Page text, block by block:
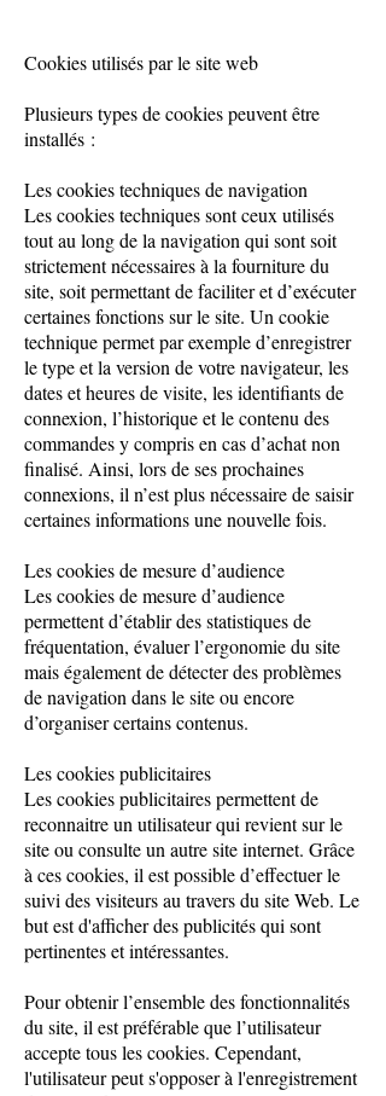
Cookies utilisés par le site web
Plusieurs types de cookies peuvent être
installés :
Les cookies techniques de navigation
Les cookies techniques sont ceux utilisés
tout au long de la navigation qui sont soit
strictement nécessaires à la fourniture du
site, soit permettant de faciliter et d’exécuter
certaines fonctions sur le site. Un cookie
technique permet par exemple d’enregistrer
le type et la version de votre navigateur, les
dates et heures de visite, les identifiants de
connexion, l’historique et le contenu des
commandes y compris en cas d’achat non
finalisé. Ainsi, lors de ses prochaines
connexions, il n’est plus nécessaire de saisir
certaines informations une nouvelle fois.
Les cookies de mesure d’audience
Les cookies de mesure d’audience
permettent d’établir des statistiques de
fréquentation, évaluer l’ergonomie du site
mais également de détecter des problèmes
de navigation dans le site ou encore
d’organiser certains contenus.
Les cookies publicitaires
Les cookies publicitaires permettent de
reconnaitre un utilisateur qui revient sur le
site ou consulte un autre site internet. Grâce
à ces cookies, il est possible d’effectuer le
suivi des visiteurs au travers du site Web. Le
but est d'afficher des publicités qui sont
pertinentes et intéressantes.
Pour obtenir l’ensemble des fonctionnalités
du site, il est préférable que l’utilisateur
accepte tous les cookies. Cependant,
l'utilisateur peut s'opposer à l'enregistrement